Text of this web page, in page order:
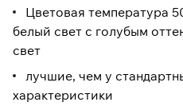
Цветовая температура
белый свет с голубым
свет
лучшие, чем у
характеристики